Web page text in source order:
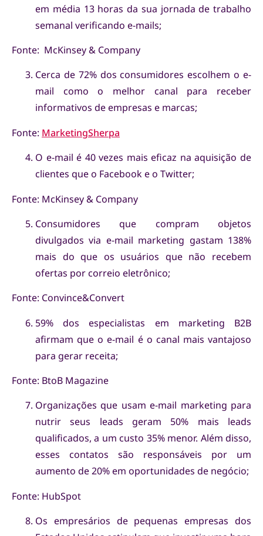
em média 13 horas da sua jornada de trabalho
semanal verificando e-mails;
Fonte: McKinsey & Company
Cerca de 72% dos consumidores escolhem o e-
mail como o melhor canal para receber
informativos de empresas e marcas;
Fonte: MarketingSherpa
O e-mail é 40 vezes mais eficaz na aquisição de
clientes que o Facebook e o Twitter;
Fonte: McKinsey & Company
Consumidores que compram objetos
divulgados via e-mail marketing gastam 138%
mais do que os usuários que não recebem
ofertas por correio eletrônico;
Fonte: Convince&Convert
59% dos especialistas em marketing B2B
afirmam que o e-mail é o canal mais vantajoso
para gerar receita;
Fonte: BtoB Magazine
Organizações que usam e-mail marketing para
nutrir seus leads geram 50% mais leads
qualificados, a um custo 35% menor. Além disso,
esses contatos são responsáveis por um
aumento de 20% em oportunidades de negócio;
Fonte: HubSpot
Os empresários de pequenas empresas dos